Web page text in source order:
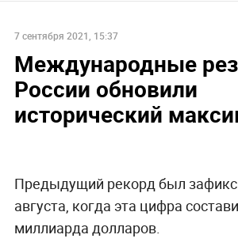
7 сентября 2021, 15:37
Международные
России обновили
исторический
Предыдущий рекорд был
августа, когда эта цифра
миллиарда долларов.